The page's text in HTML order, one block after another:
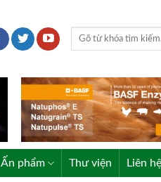
Ấn phẩm Thư viện Liên hệ